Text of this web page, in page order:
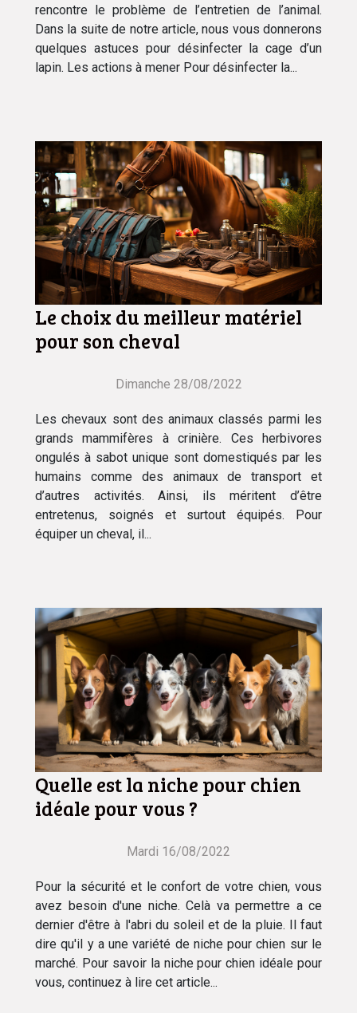
rencontre le problème de l’entretien de l’animal.
Dans la suite de notre article, nous vous donnerons
quelques astuces pour désinfecter la cage d’un
lapin. Les actions à mener Pour désinfecter la...
Le choix du meilleur matériel
pour son cheval
Dimanche 28/08/2022
Les chevaux sont des animaux classés parmi les
grands mammifères à crinière. Ces herbivores
ongulés à sabot unique sont domestiqués par les
humains comme des animaux de transport et
d’autres activités. Ainsi, ils méritent d’être
entretenus, soignés et surtout équipés. Pour
équiper un cheval, il...
Quelle est la niche pour chien
idéale pour vous ?
Mardi 16/08/2022
Pour la sécurité et le confort de votre chien, vous
avez besoin d'une niche. Celà va permettre a ce
dernier d'être à l'abri du soleil et de la pluie. Il faut
dire qu'il y a une variété de niche pour chien sur le
marché. Pour savoir la niche pour chien idéale pour
vous, continuez à lire cet article...